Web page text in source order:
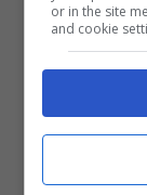
principal
ha
beniamino
rapida
or in the site
and cookie